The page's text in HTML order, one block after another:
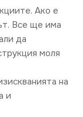
Ако е
Все ще има
да
моля
на
и